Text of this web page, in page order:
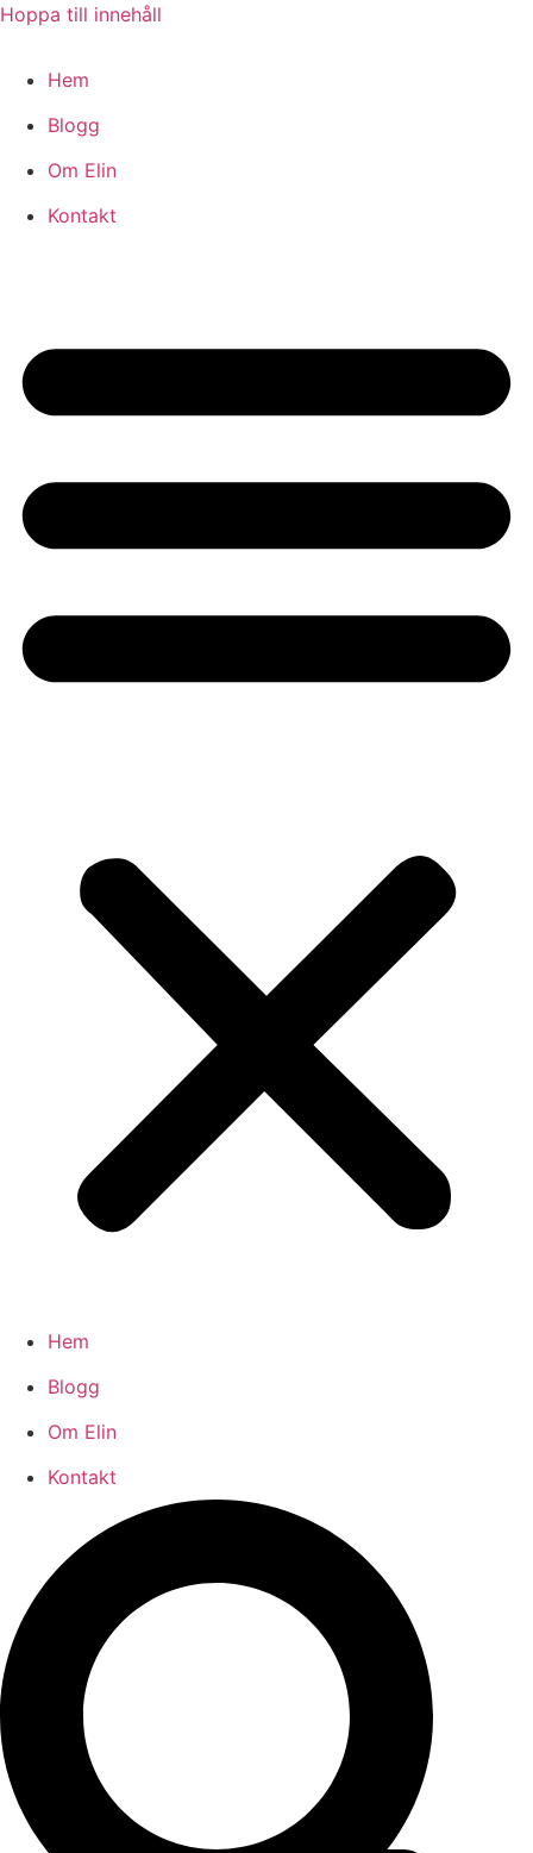
Hoppa till innehåll
Hem
Blogg
Om Elin
Kontakt
Hem
Blogg
Om Elin
Kontakt